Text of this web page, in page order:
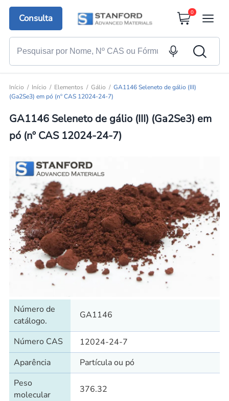
Consulta
0
Início Início Elementos Gálio
GA1146 Seleneto de gálio (III)
(Ga2Se3) em pó (nº CAS 12024-24-7)
GA1146 Seleneto de gálio (III) (Ga2Se3) em
pó (nº CAS 12024-24-7)
Número de
catálogo.
GA1146
Número CAS
12024-24-7
Aparência
Partícula ou pó
Peso
molecular
376.32